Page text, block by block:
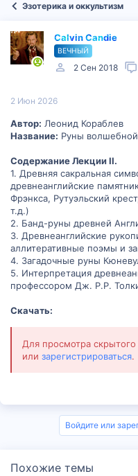
Эзотерика и оккультизм
Calvin Candie
ВЕЧНЫЙ
2 Сен 2018
2 Июн 2026
Автор: Леонид Кораблев
Название: Руны
Содержание Лекции II.
1. Древняя сакральная
древнеанглийские
Фрэнкса, Рутуэльский
т.д.)
2. Банд-руны древней
3. Древнеанглийские
аллитеративные поэмы и
4. Загадочные руны
5. Интерпретация
профессором Дж. Р.Р.
Скачать:
Для просмотра
или зарегистрироваться.
Войдите или
Похожие темы